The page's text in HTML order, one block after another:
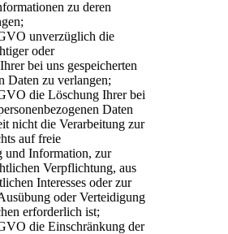
zu deren
unverzüglich die
oder
bei uns gespeicherten
Daten zu verlangen;
die Löschung Ihrer bei
Daten
nicht die Verarbeitung zur
auf freie
und Information, zur
Verpflichtung, aus
Interesses oder zur
oder Verteidigung
erforderlich ist;
die Einschränkung der